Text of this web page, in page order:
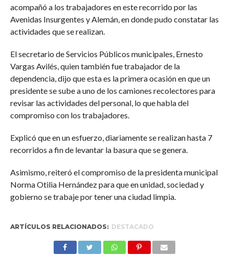
acompañó a los trabajadores en este recorrido por las
Avenidas Insurgentes y Alemán, en donde pudo constatar las
actividades que se realizan.
El secretario de Servicios Públicos municipales, Ernesto
Vargas Avilés, quien también fue trabajador de la
dependencia, dijo que esta es la primera ocasión en que un
presidente se sube a uno de los camiones recolectores para
revisar las actividades del personal, lo que habla del
compromiso con los trabajadores.
Explicó que en un esfuerzo, diariamente se realizan hasta 7
recorridos a fin de levantar la basura que se genera.
Asimismo, reiteró el compromiso de la presidenta municipal
Norma Otilia Hernández para que en unidad, sociedad y
gobierno se trabaje por tener una ciudad limpia.
ARTÍCULOS RELACIONADOS: DESTACADO